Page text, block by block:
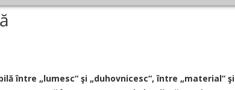
între „lumesc“ şi „duhovnicesc“, între „material“ şi